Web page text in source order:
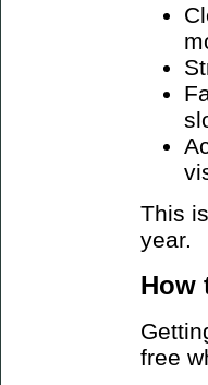
This
year.
How
free